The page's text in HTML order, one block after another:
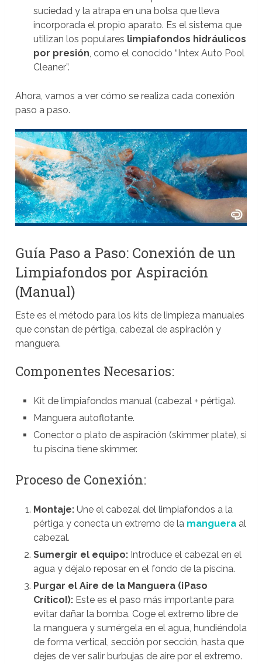
suciedad y la atrapa en una bolsa que lleva
incorporada el propio aparato. Es el sistema que
utilizan los populares limpiafondos hidráulicos
por presión, como el conocido “Intex Auto Pool
Cleaner”.
Ahora, vamos a ver cómo se realiza cada conexión
paso a paso.
Guía Paso a Paso: Conexión de un
Limpiafondos por Aspiración
(Manual)
Este es el método para los kits de limpieza manuales
que constan de pértiga, cabezal de aspiración y
manguera.
Componentes Necesarios:
Kit de limpiafondos manual (cabezal + pértiga).
Manguera autoflotante.
Conector o plato de aspiración (skimmer plate), si
tu piscina tiene skimmer.
Proceso de Conexión:
Montaje:Une el cabezal del limpiafondos a la
pértiga y conecta un extremo de la mangueraal
cabezal.
Sumergir el equipo:Introduce el cabezal en el
agua y déjalo reposar en el fondo de la piscina.
Purgar el Aire de la Manguera (¡Paso
Crítico!):Este es el paso más importante para
evitar dañar la bomba. Coge el extremo libre de
la manguera y sumérgela en el agua, hundiéndola
de forma vertical, sección por sección, hasta que
dejes de ver salir burbujas de aire por el extremo.